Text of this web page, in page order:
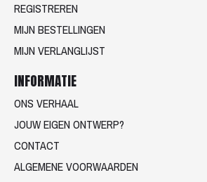
REGISTREREN
MIJN BESTELLINGEN
MIJN VERLANGLIJST
INFORMATIE
ONS VERHAAL
JOUW EIGEN ONTWERP?
CONTACT
ALGEMENE VOORWAARDEN